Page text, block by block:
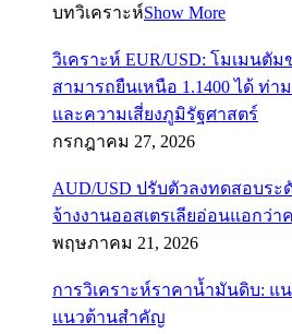
บทวิเคราะห์Show More
วิเคราะห์ EUR/USD: โมเมนตั
สามารถยืนเหนือ 1.1400 ได้ ท่า
และความเสี่ยงภูมิรัฐศาสตร์
กรกฎาคม 27, 2026
AUD/USD ปรับตัวลงทดสอบระ
จ้างงานออสเตรเลียอ่อนแอกว่า
พฤษภาคม 21, 2026
การวิเคราะห์ราคาน้ำมันดิบ: แ
แนวต้านสำคัญ